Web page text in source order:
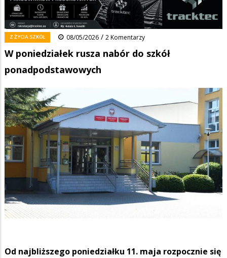
nawigacyjnaFacebookPinterest Tumblr
0 Reddit Share
Z ŻYCIA SZKÓŁ 08/05/2026 / 2 Komentarzy
W poniedziałek rusza nabór do szkół
ponadpodstawowych
Od najbliższego poniedziałku 11. maja rozpocznie się